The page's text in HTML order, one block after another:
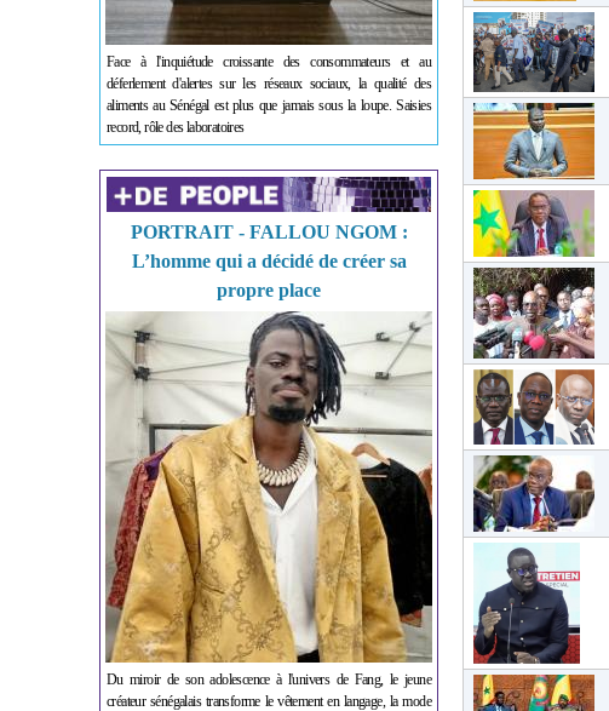
Face à l'inquiétude croissante des consommateurs et au
déferlement d'alertes sur les réseaux sociaux, la qualité des
aliments au Sénégal est plus que jamais sous la loupe. Saisies
record, rôle des laboratoires
PORTRAIT - FALLOU NGOM :
L’homme qui a décidé de créer sa
propre place
Du miroir de son adolescence à l'univers de Fang, le jeune
créateur sénégalais transforme le vêtement en langage, la mode